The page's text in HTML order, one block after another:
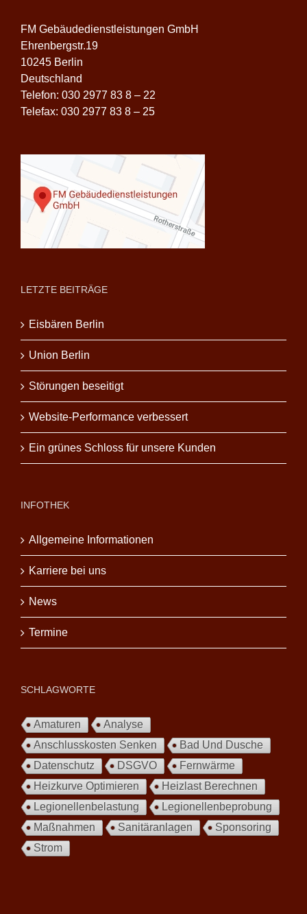
FM Gebäudedienstleistungen GmbH
Ehrenbergstr.19
10245 Berlin
Deutschland
Telefon: 030 2977 83 8 – 22
Telefax: 030 2977 83 8 – 25
LETZTE BEITRÄGE
Eisbären Berlin
Union Berlin
Störungen beseitigt
Website-Performance verbessert
Ein grünes Schloss für unsere Kunden
INFOTHEK
Allgemeine Informationen
Karriere bei uns
News
Termine
SCHLAGWORTE
Amaturen
Analyse
Anschlusskosten Senken
Bad Und Dusche
Datenschutz
DSGVO
Fernwärme
Heizkurve Optimieren
Heizlast Berechnen
Legionellenbelastung
Legionellenbeprobung
Maßnahmen
Sanitäranlagen
Sponsoring
Strom